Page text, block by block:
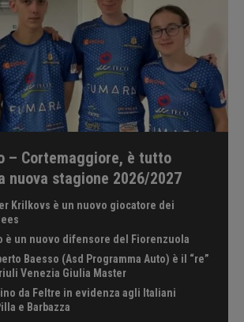
– Cortemaggiore, è tutto
nuova stagione 2026/2027
Krilkovs è un nuovo giocatore dei
è un nuovo difensore del Fiorenzuola
Baesso (Asd Programma Auto) è il “re”
Venezia Giulia Master
da Feltre in evidenza agli Italiani
e Barbazza